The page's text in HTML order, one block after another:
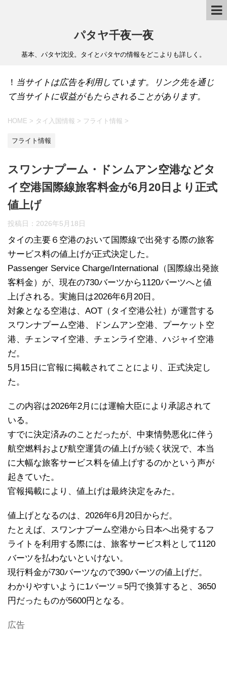
パタヤ千夜一夜
基本、パタヤ沈没。タイとパタヤの情報をどこよりも詳しく。
！ 当サイトは広告を利用しています。リンク先を通じ
て当サイトに収益がもたらされることがあります。
HOME > タイ入国情報 > フライト情報 >
フライト情報
スワンナプーム・ドンムアン空港などタ
イ空港国際線旅客料金が6月20日より正式
値上げ
投稿日： 2026年5月18日
タイの主要６空港のおいて国際線で出発する際の旅客
サービス料の値上げが正式決定した。
Passenger Service Charge/International（国際線出発旅
客料金）が、現在の730バーツから1120バーツへと値
上げされる。実施日は2026年6月20日。
対象となる空港は、AOT（タイ空港公社）が運営する
スワンナプーム空港、ドンムアン空港、プーケット空
港、チェンマイ空港、チェンライ空港、ハジャイ空港
だ。
5月15日に官報に掲載されてことにより、正式決定し
た。
この内容は2026年2月には運輸大臣により承認されて
いる。
すでに決定済みのことだったが、中東情勢悪化に伴う
航空燃料および航空運賃の値上げが続く状況で、本当
に大幅な旅客サービス料を値上げするのかという声が
起きていた。
官報掲載により、値上げは最終決定をみた。
値上げとなるのは、2026年6月20日からだ。
たとえば、スワンナプーム空港から日本へ出発するフ
ライトを利用する際には、旅客サービス料として1120
バーツを払わないといけない。
現行料金が730バーツなので390バーツの値上げだ。
わかりやすいように1バーツ＝5円で換算すると、3650
円だったものが5600円となる。
広告